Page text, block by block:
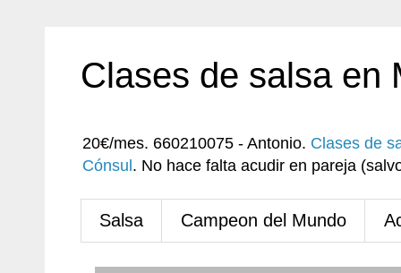
Clases de salsa en
20€/mes. 660210075 - Antonio. Clases de
Cónsul . No hace falta acudir en pareja
Salsa Campeon del Mundo